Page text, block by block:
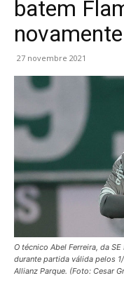
batem
27 novembre 2021
O técnico Abel Ferreira, da
durante partida válida pelos
Allianz Parque. (Foto: Cesar